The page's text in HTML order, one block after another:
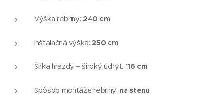
Výška rebriny: 240 cm
Inštalačná výška: 250 cm
Šírka hrazdy – široký úchyt: 116 cm
Spôsob montáže rebriny: na stenu